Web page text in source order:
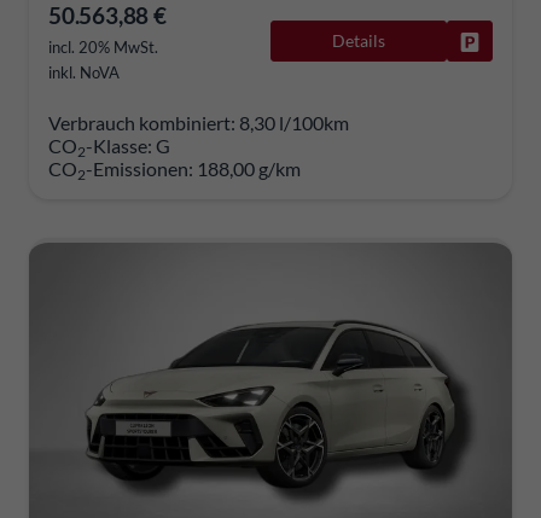
50.563,88 €
incl. 20% MwSt.
inkl. NoVA
Details
Verbrauch kombiniert: 8,30 l/100km
CO2-Klasse: G
CO2-Emissionen: 188,00 g/km